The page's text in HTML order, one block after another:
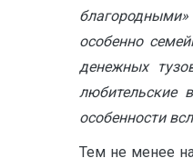
особенно
денежных
любительские
особенности
Тем не менее